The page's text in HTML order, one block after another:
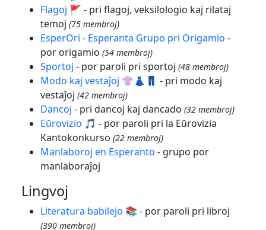
Flagoj 🚩 - pri flagoj, veksilologio kaj rilataj
temoj (75 membroj)
EsperOri - Esperanta Grupo pri Origamio -
por origamio (54 membroj)
Sportoj - por paroli pri sportoj (48 membroj)
Modo kaj vestaĵoj 👚👗👖 - pri modo kaj
vestaĵoj (42 membroj)
Dancoj - pri dancoj kaj dancado (32 membroj)
Eŭrovizio 🎵 - por paroli pri la Eŭrovizia
Kantokonkurso (22 membroj)
Manlaboroj en Esperanto - grupo por
manlaboraĵoj
Lingvoj
Literatura babilejo 📚 - por paroli pri libroj
(390 membroj)